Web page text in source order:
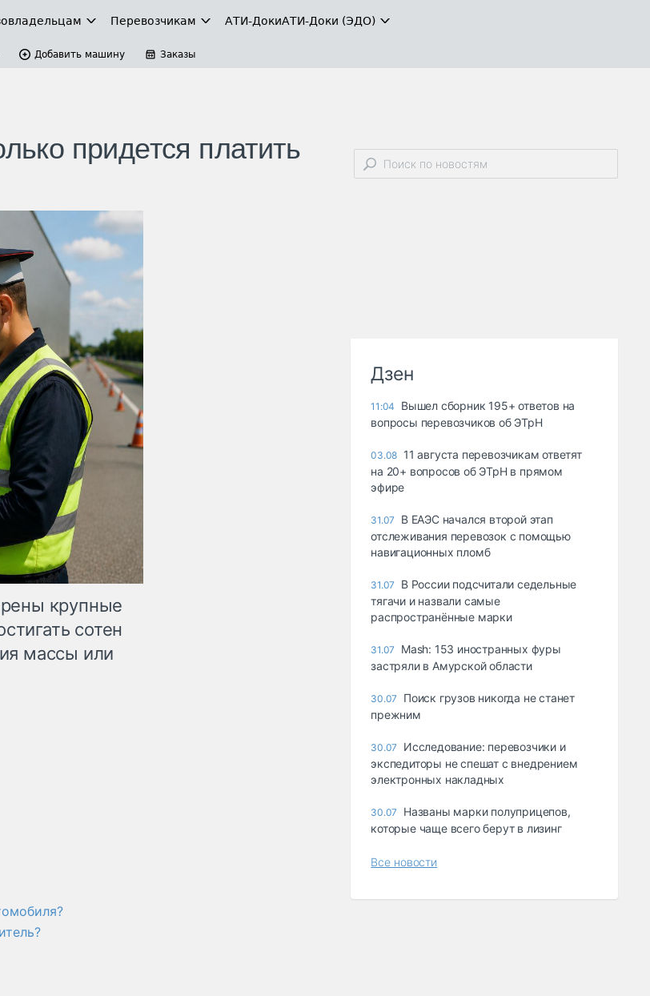
Перевозчикам АТИ-ДокиАТИ-Доки (ЭДО)
Добавить машину Заказы
придется платить
крупные
сотен
массы или
Дзен
11:04
Вышел сборник 195+ ответов на
вопросы перевозчиков об ЭТрН
03.08 11 августа перевозчикам ответят
на 20+ вопросов об ЭТрН в прямом
эфире
31.07
В ЕАЭС начался второй этап
отслеживания перевозок с помощью
навигационных пломб
31.07
В России подсчитали седельные
тягачи и назвали самые
распространённые марки
31.07
Mash: 153 иностранных фуры
застряли в Амурской области
30.07
Поиск грузов никогда не станет
прежним
30.07
Исследование: перевозчики и
экспедиторы не спешат с внедрением
электронных накладных
30.07
Названы марки полуприцепов,
которые чаще всего берут в лизинг
Все новости